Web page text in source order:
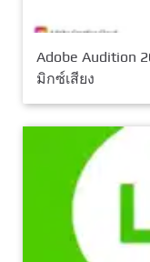
Adobe Audition
มิกซ์เสียง